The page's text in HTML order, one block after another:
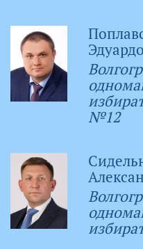
№12